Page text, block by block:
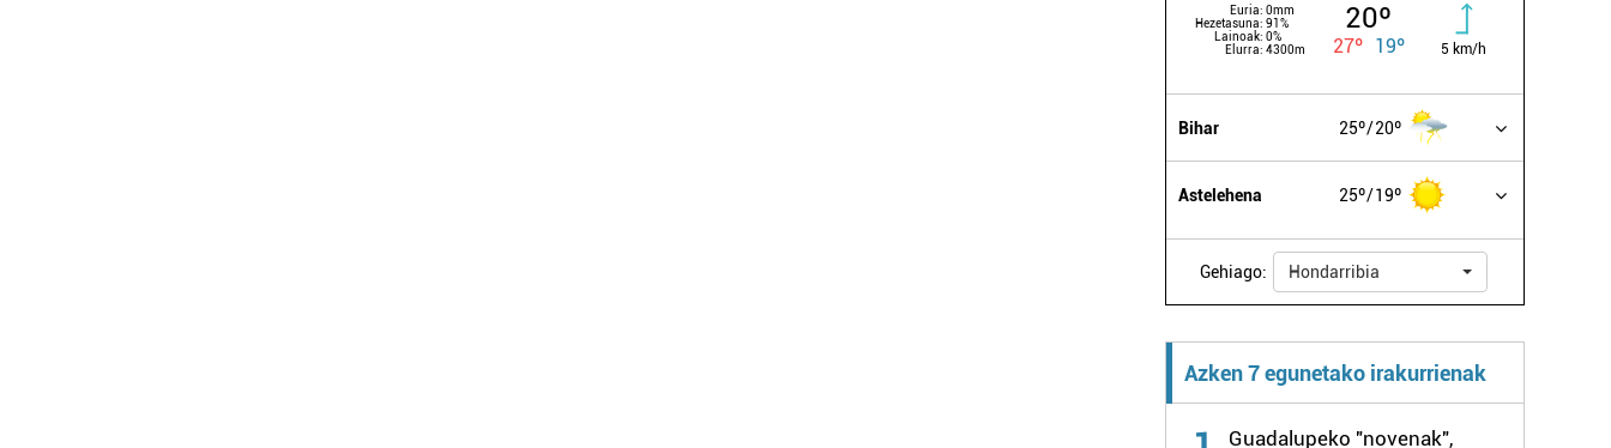
Euria: 0mm
Hezetasuna: 91%
Lainoak: 0%
Elurra: 4300m
20º
27º 19º 5 km/h
Bihar 25º 20º
Astelehena 25º 19º
Gehiago: Hondarribia
Azken 7 egunetako irakurrienak
Guadalupeko "novenak",